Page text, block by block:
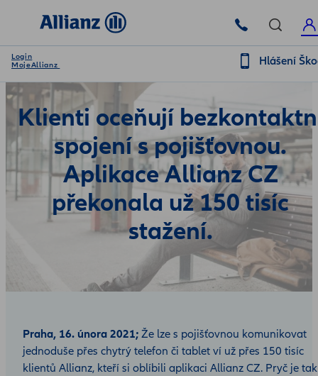
Login
MojeAllianz
Hlášení
Klienti oceňují
spojení s pojišťovnou.
Aplikace Allianz CZ
překonala už 150 tisíc
stažení.
Praha, 16. února 2021; Že lze s pojišťovnou komunikovat
jednoduše přes chytrý telefon či tablet ví už přes 150 tisíc
klientů Allianz, kteří si oblíbili aplikaci Allianz CZ. Pryč je tak